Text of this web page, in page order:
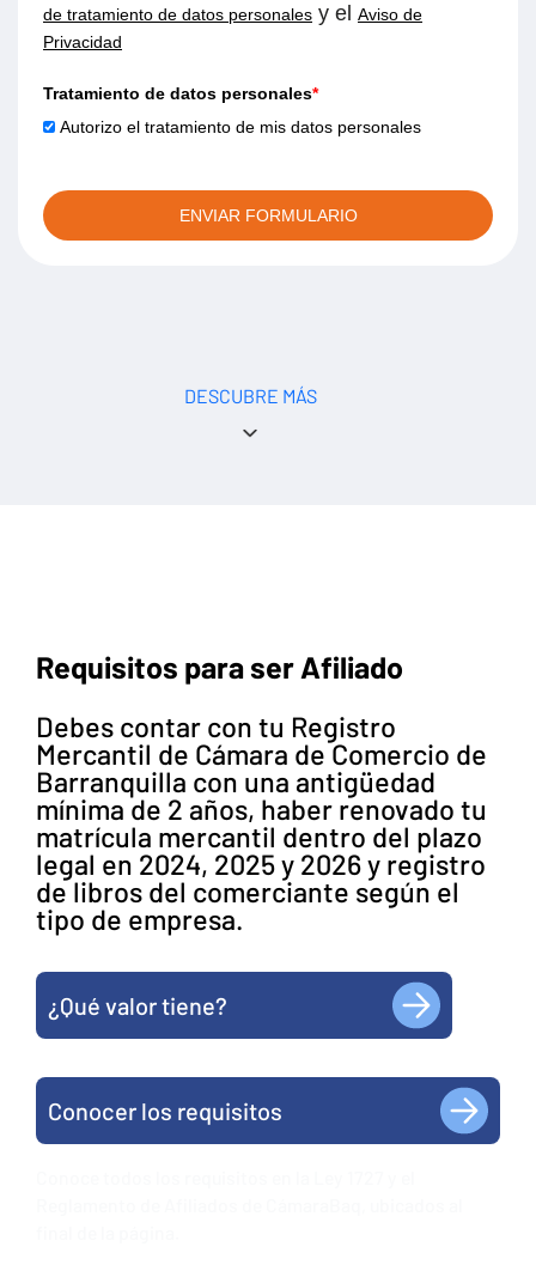
de tratamiento de datos personales y el Aviso de
Privacidad
Tratamiento de datos personales*
Autorizo el tratamiento de mis datos personales
ENVIAR FORMULARIO
DESCUBRE MÁS
Requisitos para ser Afiliado
Debes contar con tu Registro
Mercantil de Cámara de Comercio de
Barranquilla con una antigüedad
mínima de 2 años, haber renovado tu
matrícula mercantil dentro del plazo
legal en 2024, 2025 y 2026 y registro
de libros del comerciante según el
tipo de empresa.
¿Qué valor tiene?
Conocer los requisitos